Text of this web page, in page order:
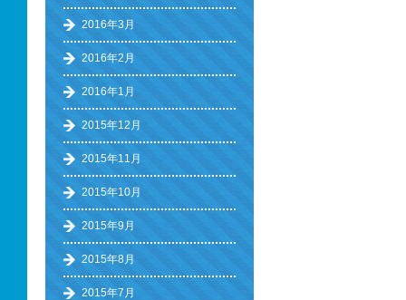
2016年3月
2016年2月
2016年1月
2015年12月
2015年11月
2015年10月
2015年9月
2015年8月
2015年7月